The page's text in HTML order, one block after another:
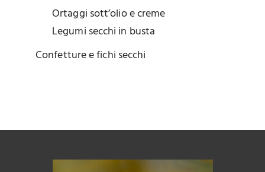
Ortaggi sott’olio e creme
Legumi secchi in busta
Confetture e fichi secchi